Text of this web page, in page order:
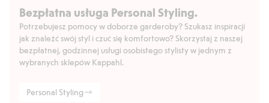
Bezpłatna usługa Personal Styling.
Potrzebujesz pomocy w doborze garderoby? Szukasz inspiracji
jak znaleźć swój styl i czuć się komfortowo? Skorzystaj z naszej
bezpłatnej, godzinnej usługi osobistego stylisty w jednym z
wybranych sklepów Kappahl.
Personal Styling